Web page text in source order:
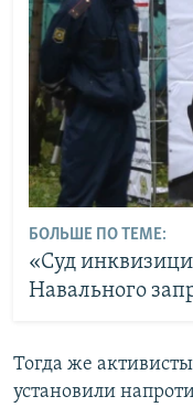
БОЛЬШЕ ПО ТЕМЕ:
«Суд
Навального
Тогда же
установили